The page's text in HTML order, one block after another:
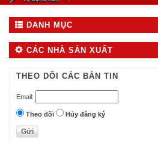
DANH MỤC
CÁC NHÀ SẢN XUẤT
THEO DÕI CÁC BẢN TIN
Email:
Theo dõi Hủy đăng ký